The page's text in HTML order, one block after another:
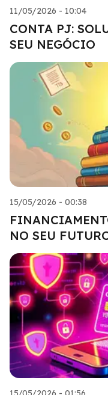
11/05/2026 - 10:04
CONTA PJ:
SEU NEGÓCIO
15/05/2026 - 00:38
NO SEU